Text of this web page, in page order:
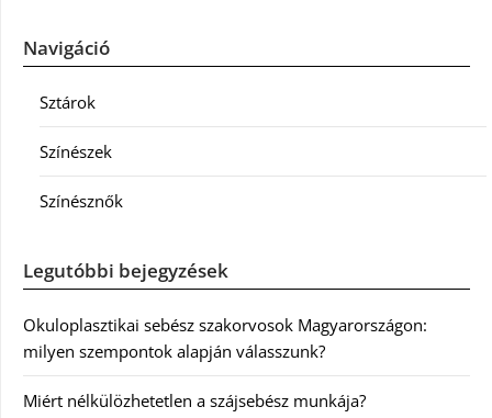
Navigáció
Sztárok
Színészek
Színésznők
Legutóbbi bejegyzések
Okuloplasztikai sebész szakorvosok Magyarországon:
milyen szempontok alapján válasszunk?
Miért nélkülözhetetlen a szájsebész munkája?